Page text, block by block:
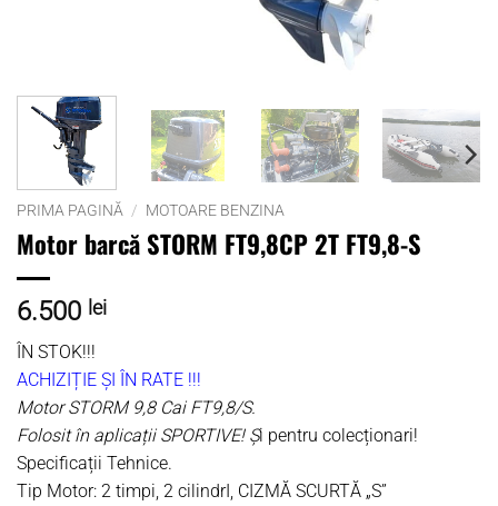
PRIMA PAGINĂ / MOTOARE BENZINA
Motor barcă STORM FT9,8CP 2T FT9,8-S
6.500 lei
ÎN STOK!!!
ACHIZIȚIE ȘI ÎN RATE !!!
Motor STORM 9,8 Cai FT9,8/S.
Folosit în aplicații SPORTIVE!Și pentru colecționari!
Specificații Tehnice.
Tip Motor: 2 timpi, 2 cilindrI, CIZMĂ SCURTĂ „S”